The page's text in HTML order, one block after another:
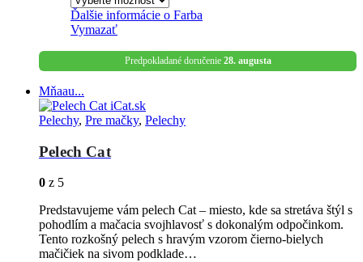
Ďalšie informácie o Farba
Vymazať
Predpokladané doručenie 28. augusta
Mňaau...
Pelechy, Pre mačky, Pelechy
Pelech Cat
0 z 5
Predstavujeme vám pelech Cat – miesto, kde sa stretáva štýl s
pohodlím a mačacia svojhlavosť s dokonalým odpočinkom.
Tento rozkošný pelech s hravým vzorom čierno-bielych
mačičiek na sivom podklade…